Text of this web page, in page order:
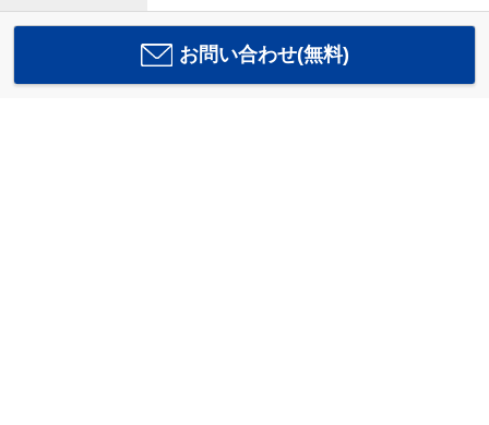
お問い合わせ(無料)